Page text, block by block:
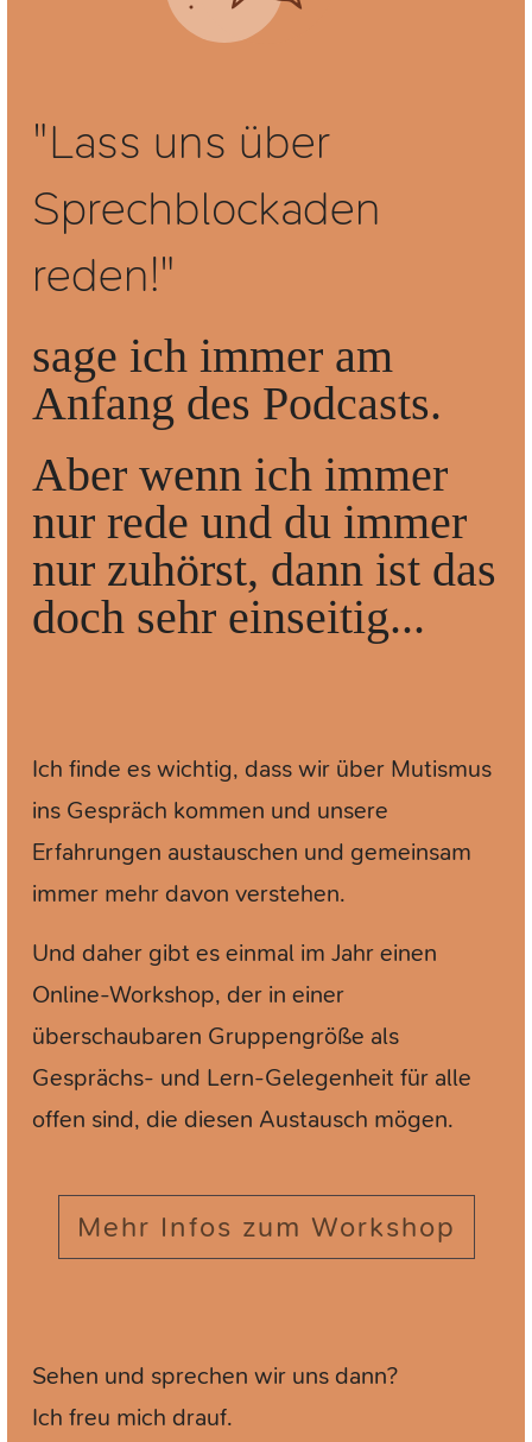
"Lass uns über
Sprechblockaden
reden!"
sage ich immer am
Anfang des Podcasts.
Aber wenn ich immer
nur rede und du immer
nur zuhörst, dann ist das
doch sehr einseitig...
Ich finde es wichtig, dass wir über Mutismus
ins Gespräch kommen und unsere
Erfahrungen austauschen und gemeinsam
immer mehr davon verstehen.
Und daher gibt es einmal im Jahr einen
Online-Workshop, der in einer
überschaubaren Gruppengröße als
Gesprächs- und Lern-Gelegenheit für alle
offen sind, die diesen Austausch mögen.
Mehr Infos zum Workshop
Sehen und sprechen wir uns dann?
Ich freu mich drauf.